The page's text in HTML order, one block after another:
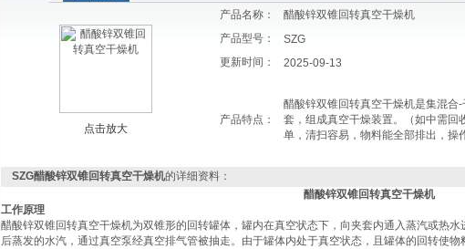
点击放大
产品名称：
醋酸锌双锥回转真空干燥机
产品型号：
SZG
更新时间：
2025-09-13
产品特点：
醋酸锌双锥回转真空干燥机是集混合
套，组成真空干燥装置。（如中需回
单，清扫容易，物料能全部排出，操
SZG醋酸锌双锥回转真空干燥机的详细资料：
醋酸锌双锥回转真空干燥机
工作原理
醋酸锌双锥回转真空干燥机为双锥形的回转罐体，罐内在真空状态下，向夹套内通入蒸汽或热
后蒸发的水汽，通过真空泵经真空排气管被抽走。由于罐体内处于真空状态，且罐体的回转使